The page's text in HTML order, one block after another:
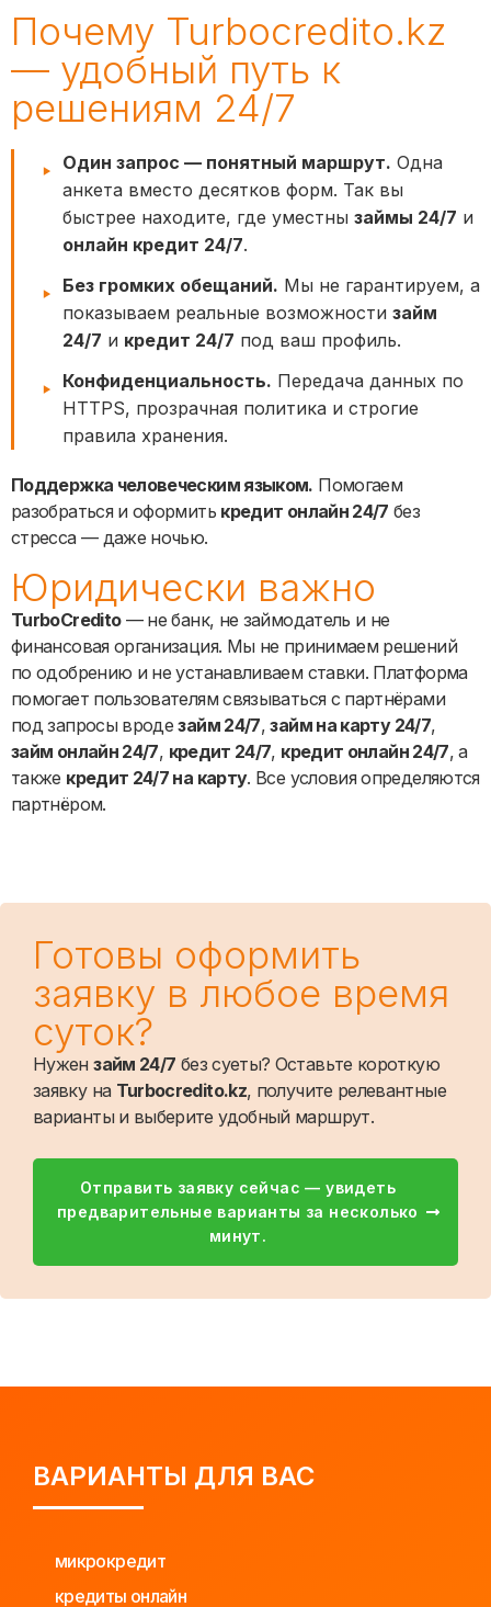
Почему Turbocredito.kz
— удобный путь к
решениям 24/7
Один запрос — понятный маршрут. Одна
анкета вместо десятков форм. Так вы
быстрее находите, где уместны займы 24/7 и
онлайн кредит 24/7.
Без громких обещаний. Мы не гарантируем, а
показываем реальные возможности займ
24/7 и кредит 24/7 под ваш профиль.
Конфиденциальность. Передача данных по
HTTPS, прозрачная политика и строгие
правила хранения.
Поддержка человеческим языком. Помогаем
разобраться и оформить кредит онлайн 24/7 без
стресса — даже ночью.
Юридически важно
TurboCredito— не банк, не займодатель и не
финансовая организация. Мы не принимаем решений
по одобрению и не устанавливаем ставки. Платформа
помогает пользователям связываться с партнёрами
под запросы вродезайм 24/7,займ на карту 24/7,
займ онлайн 24/7, кредит 24/7, кредит онлайн 24/7, а
также кредит 24/7 на карту. Все условия определяются
партнёром.
Готовы оформить
заявку в любое время
суток?
Нужензайм 24/7 без суеты? Оставьте короткую
заявку на Turbocredito.kz, получите релевантные
варианты и выберите удобный маршрут.
Отправить заявку сейчас — увидеть
предварительные варианты за несколько
минут.
ВАРИАНТЫ ДЛЯ ВАС
микрокредит
кредиты онлайн